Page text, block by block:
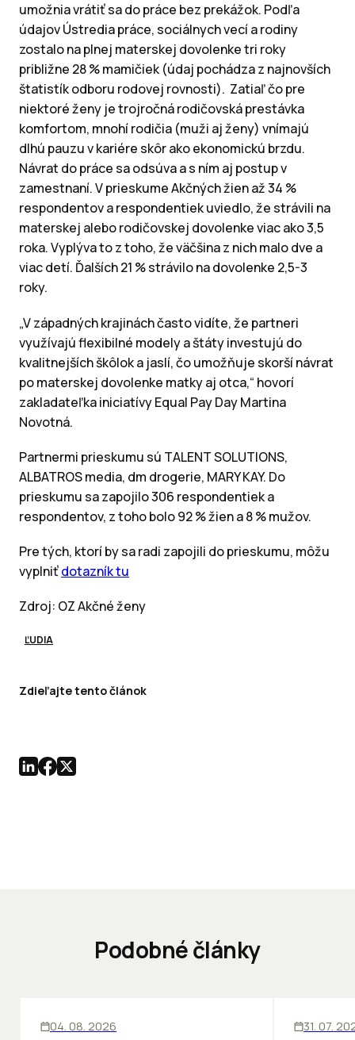
umožnia vrátiť sa do práce bez prekážok. Podľa
údajov Ústredia práce, sociálnych vecí a rodiny
zostalo na plnej materskej dovolenke tri roky
približne 28 % mamičiek (údaj pochádza z najnovších
štatistík odboru rodovej rovnosti). Zatiaľ čo pre
niektoré ženy je trojročná rodičovská prestávka
komfortom, mnohí rodičia (muži aj ženy) vnímajú
dlhú pauzu v kariére skôr ako ekonomickú brzdu.
Návrat do práce sa odsúva a s ním aj postup v
zamestnaní. V prieskume Akčných žien až 34 %
respondentov a respondentiek uviedlo, že strávili na
materskej alebo rodičovskej dovolenke viac ako 3,5
roka. Vyplýva to z toho, že väčšina z nich malo dve a
viac detí. Ďalších 21 % strávilo na dovolenke 2,5-3
roky.
„V západných krajinách často vidíte, že partneri
využívajú flexibilné modely a štáty investujú do
kvalitnejších škôlok a jaslí, čo umožňuje skorší návrat
po materskej dovolenke matky aj otca,“ hovorí
zakladateľka iniciatívy Equal Pay Day Martina
Novotná.
Partnermi prieskumu sú TALENT SOLUTIONS,
ALBATROS media, dm drogerie, MARY KAY. Do
prieskumu sa zapojilo 306 respondentiek a
respondentov, z toho bolo 92 % žien a 8 % mužov.
Pre tých, ktorí by sa radi zapojili do prieskumu, môžu
vyplniťdotazník tu
Zdroj: OZ Akčné ženy
ĽUDIA
Zdieľajte tento článok
Podobné články
04. 08. 2026 31. 07.